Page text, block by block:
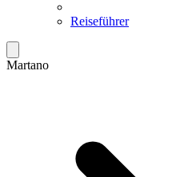
Reiseführer
Martano